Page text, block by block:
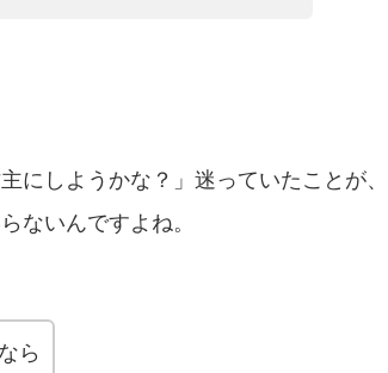
にしようかな？」迷っていたことが
ないんですよね。
ら